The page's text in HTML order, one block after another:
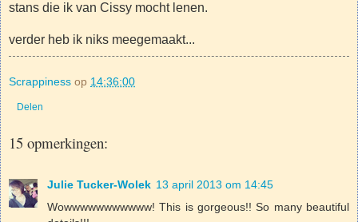
stans die ik van Cissy mocht lenen.
verder heb ik niks meegemaakt...
Scrappiness op 14:36:00
Delen
15 opmerkingen:
Julie Tucker-Wolek 13 april 2013 om 14:45
Wowwwwwwwwwww! This is gorgeous!! So many beautiful